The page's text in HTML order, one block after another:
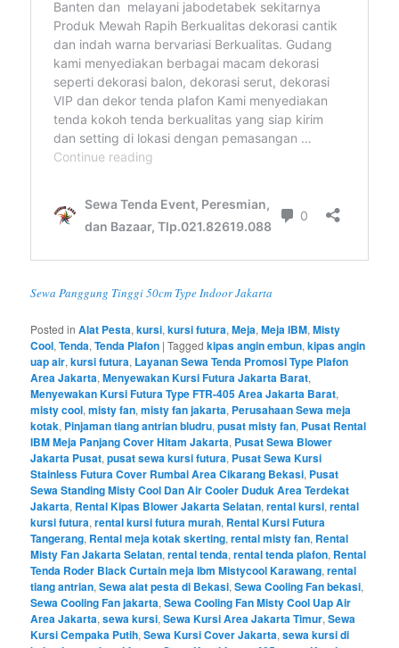
Sewa Panggung Tinggi 50cm Type Indoor Jakarta
Posted in Alat Pesta,kursi,kursi futura,Meja,Meja IBM,Misty
Cool,Tenda,Tenda Plafon |Tagged kipas angin embun,kipas angin
uap air,kursi futura, Layanan Sewa Tenda Promosi Type Plafon
Area Jakarta,Menyewakan Kursi Futura Jakarta Barat,
Menyewakan Kursi Futura Type FTR-405 Area Jakarta Barat,
misty cool,misty fan,misty fan jakarta, Perusahaan Sewa meja
kotak, Pinjaman tiang antrian bludru,pusat misty fan, Pusat Rental
IBM Meja Panjang Cover Hitam Jakarta, Pusat Sewa Blower
Jakarta Pusat,pusat sewa kursi futura, Pusat Sewa Kursi
Stainless Futura Cover Rumbai Area Cikarang Bekasi, Pusat
Sewa Standing Misty Cool Dan Air Cooler Duduk Area Terdekat
Jakarta, Rental Kipas Blower Jakarta Selatan,rental kursi,rental
kursi futura,rental kursi futura murah, Rental Kursi Futura
Tangerang, Rental meja kotak skerting,rental misty fan, Rental
Misty Fan Jakarta Selatan,rental tenda,rental tenda plafon, Rental
Tenda Roder Black Curtain meja Ibm Mistycool Karawang,rental
tiang antrian,Sewa alat pesta di Bekasi,Sewa Cooling Fan bekasi,
Sewa Cooling Fan jakarta,Sewa Cooling Fan Misty Cool Uap Air
Area Jakarta,sewa kursi,Sewa Kursi Area Jakarta Timur,Sewa
Kursi Cempaka Putih,Sewa Kursi Cover Jakarta,sewa kursi di